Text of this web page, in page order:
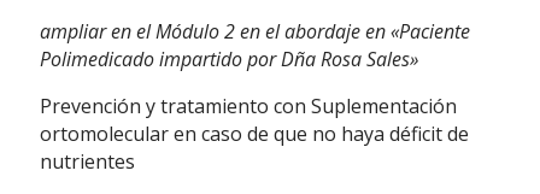
ampliar en el Módulo 2 en el abordaje en «Paciente
Polimedicado impartido por Dña Rosa Sales»
Prevención y tratamiento con Suplementación
ortomolecular en caso de que no haya déficit de
nutrientes